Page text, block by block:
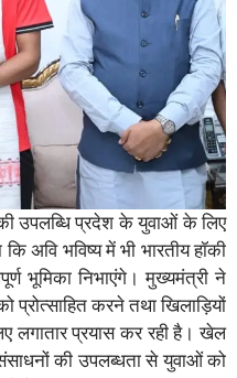
उपलब्धि प्रदेश के युवाओं के लिए
अवि भविष्य में भी भारतीय हॉकी
भूमिका निभाएंगे। मुख्यमंत्री ने
करने तथा खिलाड़ियों
लगातार प्रयास कर रही है। खेल
की उपलब्धता से युवाओं को